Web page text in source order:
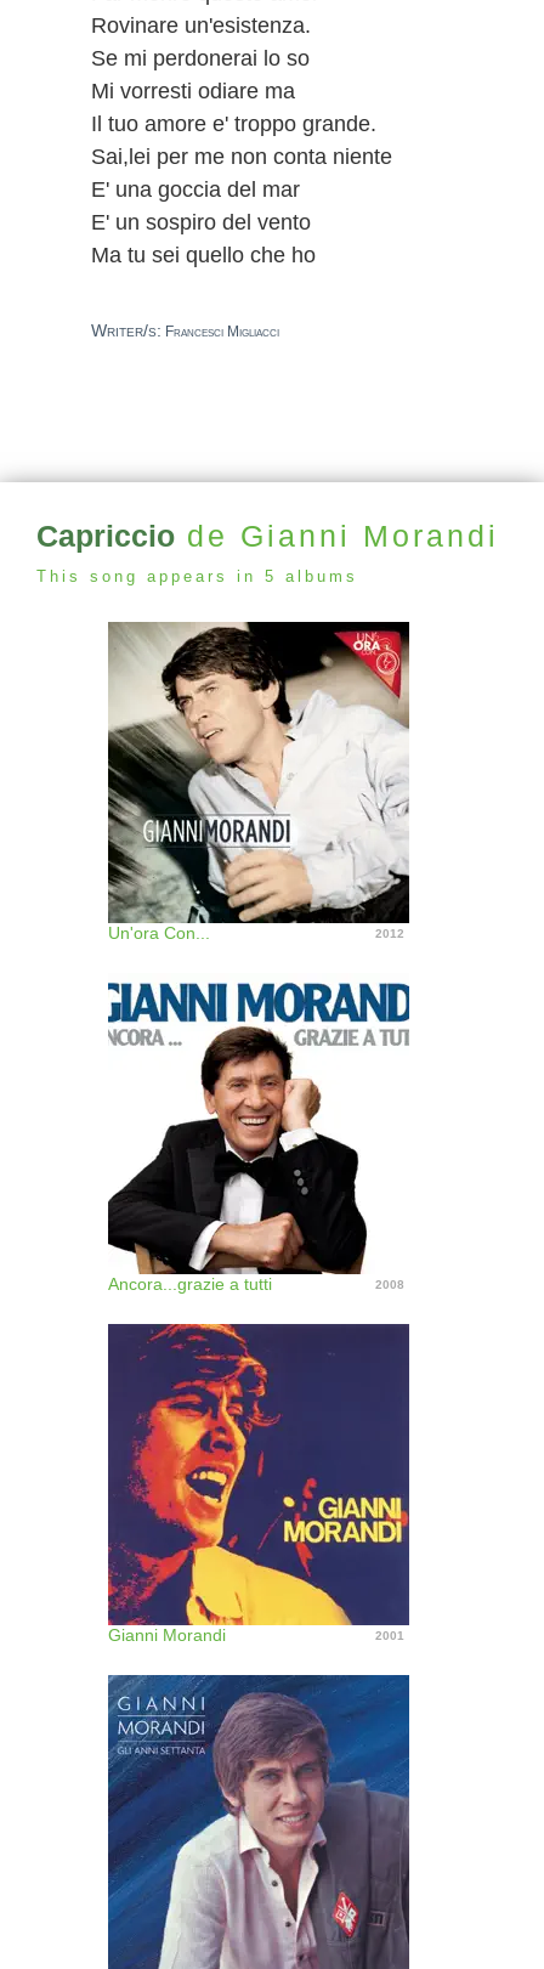
Rovinare un'esistenza.
Se mi perdonerai lo so
Mi vorresti odiare ma
Il tuo amore e' troppo grande.
Sai,lei per me non conta niente
E' una goccia del mar
E' un sospiro del vento
Ma tu sei quello che ho
Writer/s: Francesci Migliacci
Capriccio de Gianni Morandi
This song appears in 5 albums
Un'ora Con... 2012
Ancora...grazie a tutti 2008
Gianni Morandi 2001